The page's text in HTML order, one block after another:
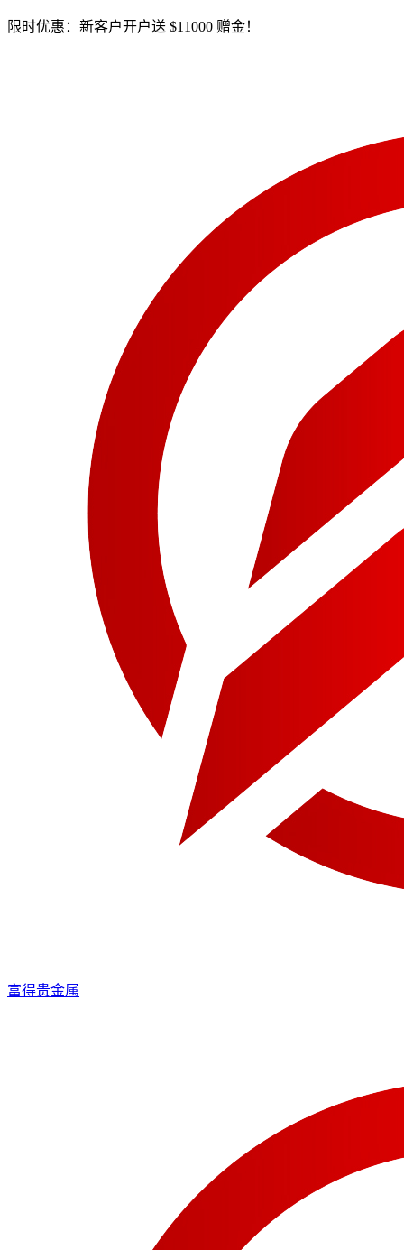
限时优惠：新客户开户送 $11000 赠金！
富得贵金属